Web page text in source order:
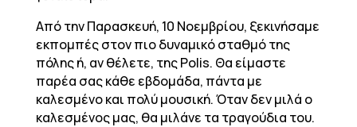
Από την Παρασκευή, 10 Νοεμβρίου, ξεκινήσαμε
εκπομπές στον πιο δυναμικό σταθμό της
πόλης ή, αν θέλετε, της Polis. Θα είμαστε
παρέα σας κάθε εβδομάδα, πάντα με
καλεσμένο και πολύ μουσική. Όταν δεν μιλά ο
καλεσμένος μας, θα μιλάνε τα τραγούδια του.